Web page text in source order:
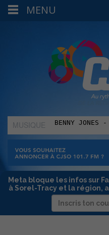
MUSIQUE
:
Meta bloque les infos sur
à Sorel-Tracy et la région,
MENU